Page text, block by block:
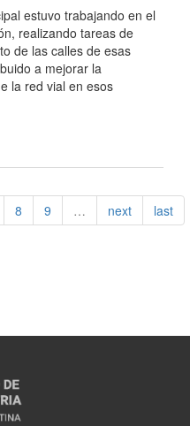
estuvo trabajando en el
realizando tareas de
de las calles de esas
a mejorar la
la red vial en esos
8 9 … next last